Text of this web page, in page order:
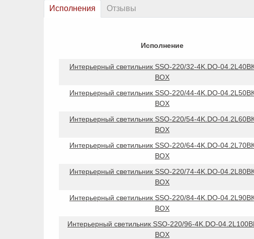
Исполнения Отзывы
Исполнение
Интерьерный светильник SSO-220/32-4K.DO-
BOX
Интерьерный светильник SSO-220/44-4K.DO-
BOX
Интерьерный светильник SSO-220/54-4K.DO-
BOX
Интерьерный светильник SSO-220/64-4K.DO-
BOX
Интерьерный светильник SSO-220/74-4K.DO-
BOX
Интерьерный светильник SSO-220/84-4K.DO-
BOX
Интерьерный светильник SSO-220/96-4K.DO-
BOX